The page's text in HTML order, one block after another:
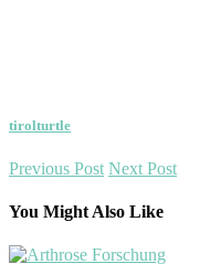
tirolturtle
Previous Post Next Post
You Might Also Like